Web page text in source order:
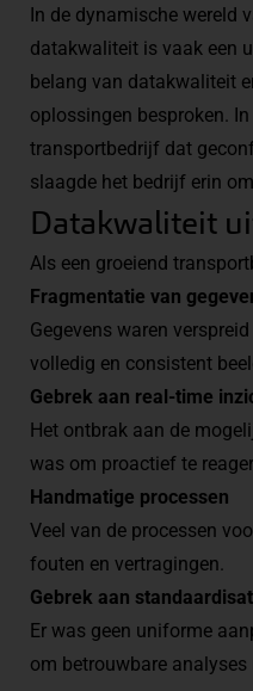
In de dynamische wereld
datakwaliteit is vaak een
belang van datakwaliteit
oplossingen besproken.
transportbedrijf dat
slaagde het bedrijf erin
Datakwaliteit
Als een groeiend
Fragmentatie van
Gegevens waren
volledig en consistent
Gebrek aan real-time
Het ontbrak aan de
was om proactief te
Handmatige processen
Veel van de processen
fouten en vertragingen.
Gebrek aan
Er was geen uniforme
om betrouwbare analyses